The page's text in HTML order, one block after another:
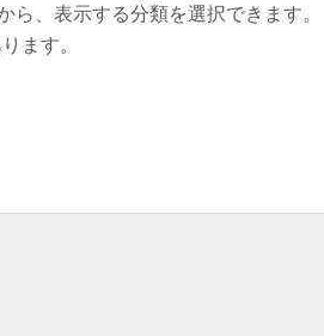
ら、表示する分類を選択できます。
ます。